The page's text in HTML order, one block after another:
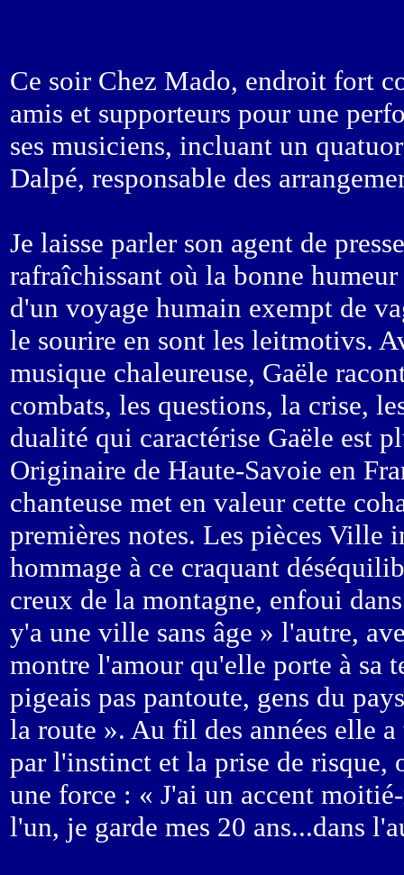
Ce soir Chez Mado, endroit fort
amis et supporteurs pour une
ses musiciens, incluant un
Dalpé, responsable des
Je laisse parler son agent de
rafraîchissant où la bonne
d'un voyage humain exempt de
le sourire en sont les leitmotivs.
musique chaleureuse, Gaële
combats, les questions, la crise,
dualité qui caractérise Gaële est
Originaire de Haute-Savoie en
chanteuse met en valeur cette
premières notes. Les pièces Ville
hommage à ce craquant
creux de la montagne, enfoui
y'a une ville sans âge » l'autre,
montre l'amour qu'elle porte à sa
pigeais pas pantoute, gens du
la route ». Au fil des années elle
par l'instinct et la prise de risque,
une force : « J'ai un accent
l'un, je garde mes 20 ans...dans